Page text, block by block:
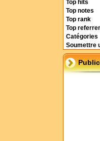
Top hits
Top notes
Top rank
Top
Catégories
Soumettre